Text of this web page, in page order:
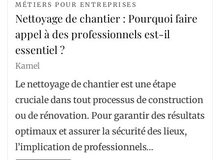
MÉTIERS POUR ENTREPRISES
Nettoyage de chantier : Pourquoi faire
appel à des professionnels est-il
essentiel ?
Kamel
Le nettoyage de chantier est une étape
cruciale dans tout processus de construction
ou de rénovation. Pour garantir des résultats
optimaux et assurer la sécurité des lieux,
l’implication de professionnels…